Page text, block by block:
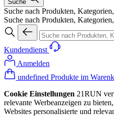
Suche
Suche nach Produkten,
Suche nach Produkten,
Kundendienst
Anmelden
undefined Produkte im
Cookie Einstellungen 21RUN
relevante Werbeanzeigen zu
Websites personalisierte und